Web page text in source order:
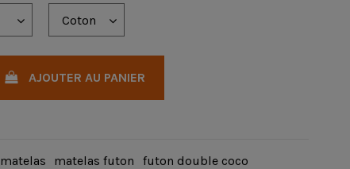
AJOUTER AU PANIER
matelas matelas futon
futon double coco